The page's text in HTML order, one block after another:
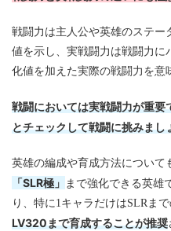
戦闘力は主人公や英雄のステー
値を示し、実戦闘力は戦闘力に
化値を加えた実際の戦闘力を意
戦闘においては実戦闘力が重
とチェックして戦闘に挑みまし
英雄の編成や育成方法について
「SLR極」 まで強化できる英雄
り、特に1キャラだけはSLRま
LV320まで育成することが推奨